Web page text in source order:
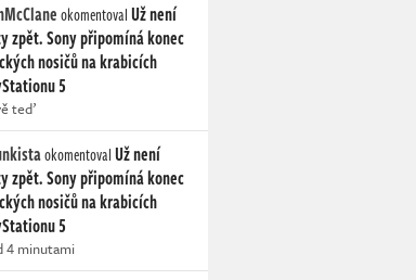
okomentovalUž není
zpět. Sony připomíná konec
nosičů na krabicích
5
teď
okomentovalUž není
zpět. Sony připomíná konec
nosičů na krabicích
5
4 minutami